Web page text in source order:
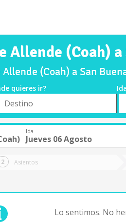
Allende (Coah)
(Coah) a San
quieres ir?
Ida
Jueves 06 Agosto
Asientos
Lo sentimos. No